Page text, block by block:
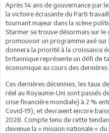
Après 14 ans de gouvernance par
la victoire écrasante du Parti
tournant majeur dans la scène
Starmer se trouve désormais sur
promouvoir un programme axé
donnera la priorité à la croissance
britannique représente un défi de
économique au cours des dernières
Ces dernières décennies, les taux
réel au Royaume-Uni sont passés
crise financière mondiale) à 2 %
Covid-19), et devraient encore
2028. Compte tenu de cette
devenue la « mission nationale »